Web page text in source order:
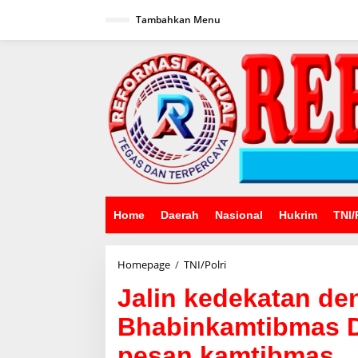
Tambahkan Menu
Home Daerah Nasional Hukrim TNI/
Homepage / TNI/PolriJalin
dengan
warga
Bhabinkamtibmas
Desa
Tenjolaya
Jalin kedekatan
Bhabinkamtibmas